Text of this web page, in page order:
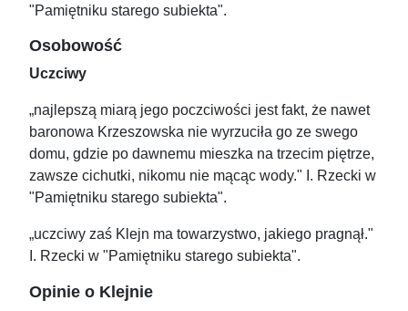
"Pamiętniku starego subiekta".
Osobowość
Uczciwy
„najlepszą miarą jego poczciwości jest fakt, że nawet
baronowa Krzeszowska nie wyrzuciła go ze swego
domu, gdzie po dawnemu mieszka na trzecim piętrze,
zawsze cichutki, nikomu nie mącąc wody." I. Rzecki w
"Pamiętniku starego subiekta".
„uczciwy zaś Klejn ma towarzystwo, jakiego pragnął."
I. Rzecki w "Pamiętniku starego subiekta".
Opinie o Klejnie